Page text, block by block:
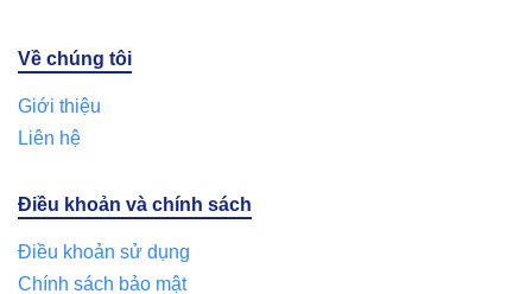
Về chúng tôi
Giới thiệu
Liên hệ
Điều khoản và chính sách
Điều khoản sử dụng
Chính sách bảo mật